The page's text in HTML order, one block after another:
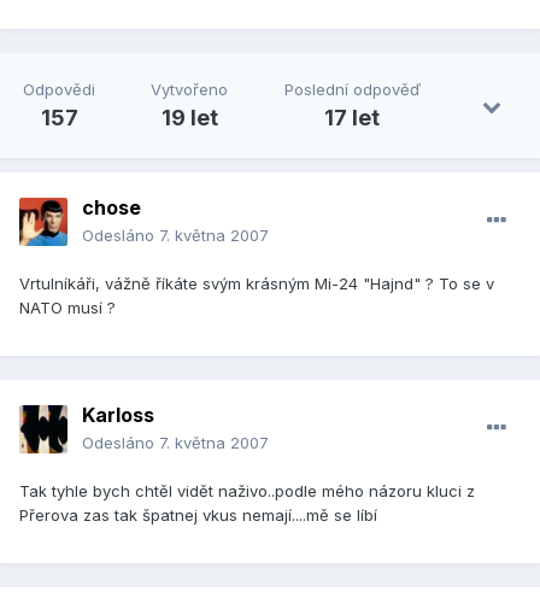
Odpovědi
157
Vytvořeno
19 let
Poslední odpověď
17 let
chose
Odesláno 7. května 2007
Vrtulníkáři, vážně říkáte svým krásným Mi-24 "Hajnd" ? To se v
NATO musí ?
Karloss
Odesláno 7. května 2007
Tak tyhle bych chtěl vidět naživo..podle mého názoru kluci z
Přerova zas tak špatnej vkus nemají....mě se líbí